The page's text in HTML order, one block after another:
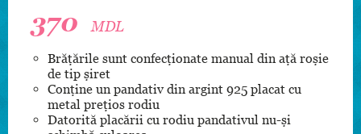
370 MDL
Brățările sunt confecționate manual din ață roșie
de tip șiret
Conține un pandativ din argint 925 placat cu
metal prețios rodiu
Datorită placării cu rodiu pandativul nu-și